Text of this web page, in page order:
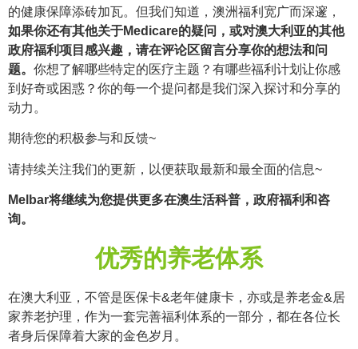
的健康保障添砖加瓦。但我们知道，澳洲福利宽广而深邃，
如果你还有其他关于Medicare的疑问，或对澳大利亚的其他
政府福利项目感兴趣，请在评论区留言分享你的想法和问
题。 你想了解哪些特定的医疗主题？有哪些福利计划让你感
到好奇或困惑？你的每一个提问都是我们深入探讨和分享的
动力。
期待您的积极参与和反馈~
请持续关注我们的更新，以便获取最新和最全面的信息~
Melbar将继续为您提供更多在澳生活科普，政府福利和咨
询。
优秀的养老体系
在澳大利亚，不管是医保卡&老年健康卡，亦或是养老金&居
家养老护理，作为一套完善福利体系的一部分，都在各位长
者身后保障着大家的金色岁月。